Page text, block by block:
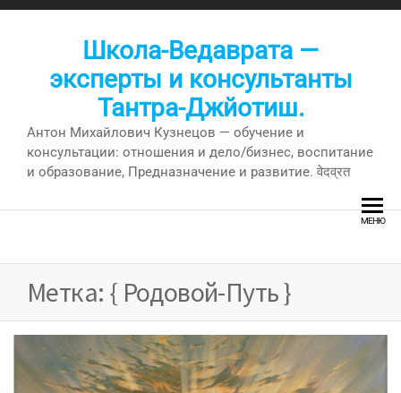
Перейти
Школа-Ведаврата —
эксперты и консультанты
Тантра-Джйотиш.
Антон Михайлович Кузнецов — обучение и
консультации: отношения и дело/бизнес, воспитание
и образование, Предназначение и развитие. वेदव्रत
МЕНЮ
Метка: { Родовой-Путь }